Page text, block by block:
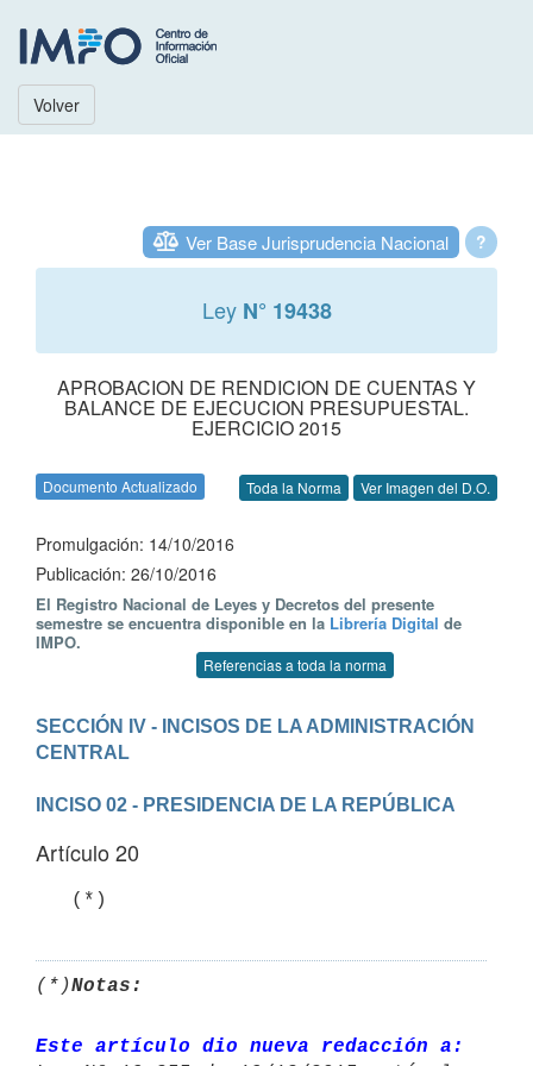
Volver
?
Ver Base Jurisprudencia Nacional
Ley N° 19438
APROBACION DE RENDICION DE CUENTAS Y
BALANCE DE EJECUCION PRESUPUESTAL.
EJERCICIO 2015
Documento Actualizado Toda la Norma Ver Imagen del D.O.
Promulgación: 14/10/2016
Publicación: 26/10/2016
El Registro Nacional de Leyes y Decretos del presente
semestre se encuentra disponible en la Librería Digital de
IMPO.
Referencias a toda la norma
SECCIÓN IV - INCISOS DE LA ADMINISTRACIÓN
INCISO 02 - PRESIDENCIA DE LA REPÚBLICA
Artículo 20
   (*)
(*)Notas:
Este artículo dio nueva redacción a: